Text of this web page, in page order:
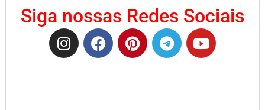
Siga nossas Redes Sociais